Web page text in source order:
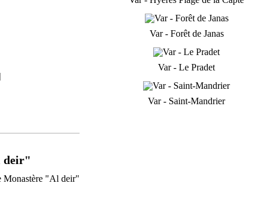
deir"
Var - Forêt de Janas
Var - Le Pradet
Var - Saint-Mandrier